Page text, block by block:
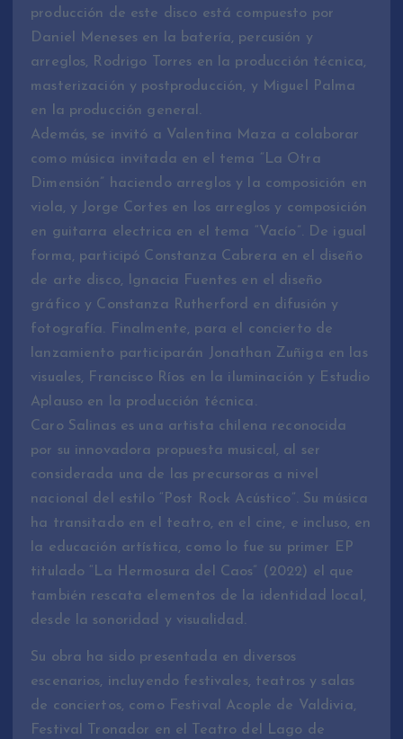
producción de este disco está compuesto por
Daniel Meneses en la batería, percusión y
arreglos, Rodrigo Torres en la producción técnica,
masterización y postproducción, y Miguel Palma
en la producción general.
Además, se invitó a Valentina Maza a colaborar
como música invitada en el tema “La Otra
Dimensión” haciendo arreglos y la composición en
viola, y Jorge Cortes en los arreglos y composición
en guitarra electrica en el tema “Vacío”. De igual
forma, participó Constanza Cabrera en el diseño
de arte disco, Ignacia Fuentes en el diseño
gráfico y Constanza Rutherford en difusión y
fotografía. Finalmente, para el concierto de
lanzamiento participarán Jonathan Zuñiga en las
visuales, Francisco Ríos en la iluminación y Estudio
Aplauso en la producción técnica.
Caro Salinas es una artista chilena reconocida
por su innovadora propuesta musical, al ser
considerada una de las precursoras a nivel
nacional del estilo “Post Rock Acústico”. Su música
ha transitado en el teatro, en el cine, e incluso, en
la educación artística, como lo fue su primer EP
titulado “La Hermosura del Caos” (2022) el que
también rescata elementos de la identidad local,
desde la sonoridad y visualidad.
Su obra ha sido presentada en diversos
escenarios, incluyendo festivales, teatros y salas
de conciertos, como Festival Acople de Valdivia,
Festival Tronador en el Teatro del Lago de